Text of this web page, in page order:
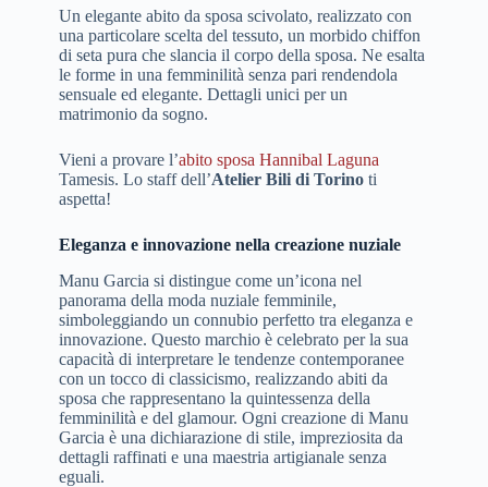
Un elegante abito da sposa scivolato, realizzato con
una particolare scelta del tessuto, un morbido chiffon
di seta pura che slancia il corpo della sposa. Ne esalta
le forme in una femminilità senza pari rendendola
sensuale ed elegante. Dettagli unici per un
matrimonio da sogno.
Vieni a provare l’abito sposa Hannibal Laguna
Tamesis. Lo staff dell’Atelier Bili di Torinoti
aspetta!
Eleganza e innovazione nella creazione nuziale
Manu Garcia si distingue come un’icona nel
panorama della moda nuziale femminile,
simboleggiando un connubio perfetto tra eleganza e
innovazione. Questo marchio è celebrato per la sua
capacità di interpretare le tendenze contemporanee
con un tocco di classicismo, realizzando abiti da
sposa che rappresentano la quintessenza della
femminilità e del glamour. Ogni creazione di Manu
Garcia è una dichiarazione di stile, impreziosita da
dettagli raffinati e una maestria artigianale senza
eguali.